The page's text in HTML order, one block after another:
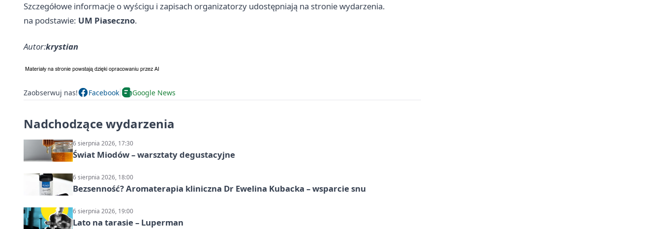
Szczegółowe informacje o wyścigu i zapisach organizatorzy udostępniają na stronie wydarzenia.
na podstawie: UM Piaseczno.
Autor:krystian
Zaobserwuj nas! Facebook Google News
Nadchodzące wydarzenia
6 sierpnia 2026, 17:30
Świat Miodów – warsztaty degustacyjne
6 sierpnia 2026, 18:00
Bezsenność? Aromaterapia kliniczna Dr Ewelina Kubacka – wsparcie snu
6 sierpnia 2026, 19:00
Lato na tarasie – Luperman